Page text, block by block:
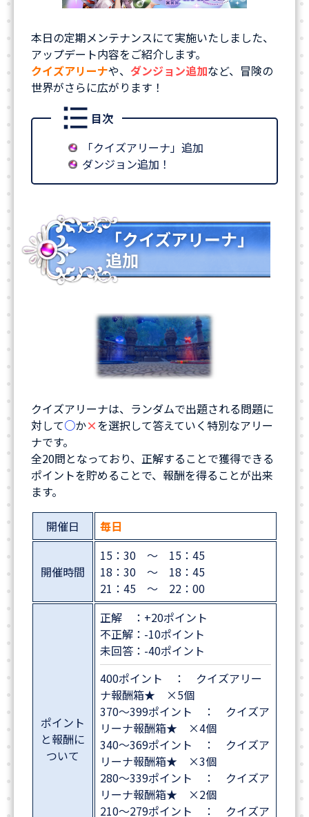
本日の定期メンテナンスにて実施いたしました、
アップデート内容をご紹介します。
クイズアリーナや、 ダンジョン追加など、冒険の
世界がさらに広がります！
目次
「クイズアリーナ」追加
ダンジョン追加！
「クイズアリーナ」
追加
クイズアリーナは、ランダムで出題される問題に
対して○か×を選択して答えていく特別なアリー
ナです。
全20問となっており、正解することで獲得できる
ポイントを貯めることで、報酬を得ることが出来
ます。
開催日 毎日
開催時間
15：30 ～ 15：45
18：30 ～ 18：45
21：45 ～ 22：00
ポイント
と報酬に
ついて
正解 ：+20ポイント
不正解：-10ポイント
未回答：-40ポイント
400ポイント ： クイズアリー
ナ報酬箱★ ×5個
370～399ポイント ： クイズア
リーナ報酬箱★ ×4個
340～369ポイント ： クイズア
リーナ報酬箱★ ×3個
280～339ポイント ： クイズア
リーナ報酬箱★ ×2個
210～279ポイント ： クイズア